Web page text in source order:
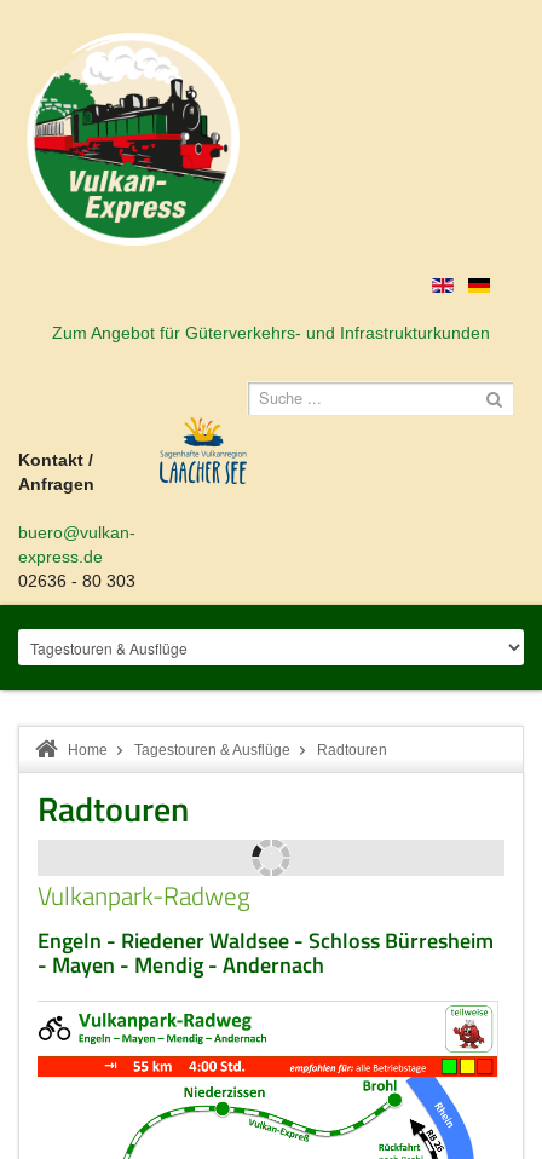
Zum Angebot für Güterverkehrs- und Infrastrukturkunden
Kontakt /
Anfragen
buero@vulkan-
express.de
02636 - 80 303
Home Tagestouren & Ausflüge Radtouren
Radtouren
Vulkanpark-Radweg
Engeln - Riedener Waldsee - Schloss Bürresheim
- Mayen - Mendig - Andernach